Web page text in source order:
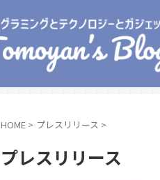
HOME > プレスリリース >
プレスリリース